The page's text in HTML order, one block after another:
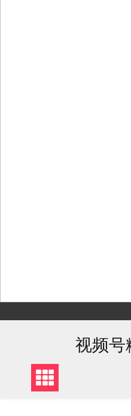
to
视频号